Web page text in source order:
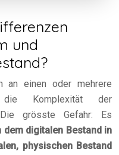
und
an einen oder mehrere
Komplexität der
Die grösste Gefahr: Es
digitalen Bestand in
physischen Bestand